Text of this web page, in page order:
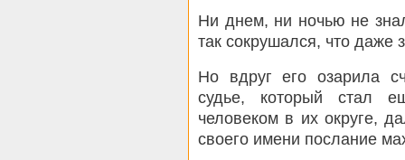
Ни днем, ни ночью не
так сокрушался, что даже
Но вдруг его озарила
судье, который стал
человеком в их округе,
своего имени послание